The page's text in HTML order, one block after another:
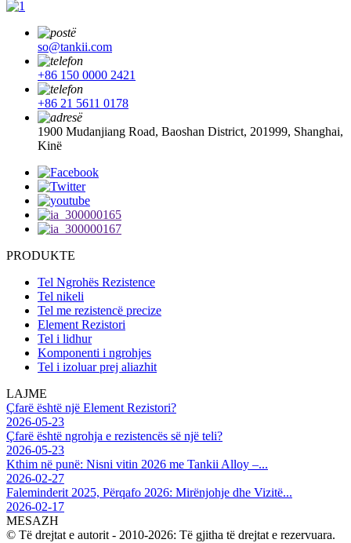
so@tankii.com
+86 150 0000 2421
+86 21 5611 0178
1900 Mudanjiang Road, Baoshan District, 201999, Shanghai,
Kinë
PRODUKTE
Tel Ngrohës Rezistence
Tel nikeli
Tel me rezistencë precize
Element Rezistori
Tel i lidhur
Komponenti i ngrohjes
Tel i izoluar prej aliazhit
LAJME
Çfarë është një Element Rezistori?
2026-05-23
Çfarë është ngrohja e rezistencës së një teli?
2026-05-23
Kthim në punë: Nisni vitin 2026 me Tankii Alloy –...
2026-02-27
Faleminderit 2025, Përqafo 2026: Mirënjohje dhe Vizitë...
2026-02-17
MESAZH
© Të drejtat e autorit - 2010-2026: Të gjitha të drejtat e rezervuara.